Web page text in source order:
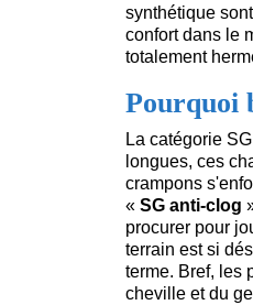
synthétique
confort dans le
totalement
Pourquoi
La catégorie
longues, ces
crampons
« SG anti-clog
procurer pour
terrain est si
terme. Bref, les
cheville et du